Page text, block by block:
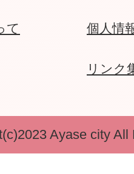
て 個人情
リンク
Ayase city